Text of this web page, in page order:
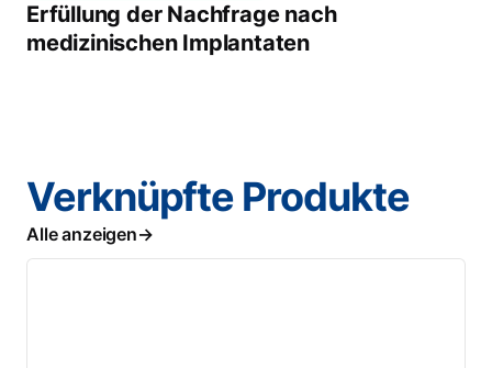
Erfüllung der Nachfrage nach
medizinischen Implantaten
Verknüpfte Produkte
Alle anzeigen